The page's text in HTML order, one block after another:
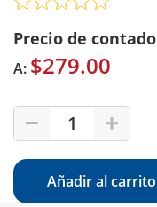
Precio de contado
A: $279.00
1
Añadir al carrito